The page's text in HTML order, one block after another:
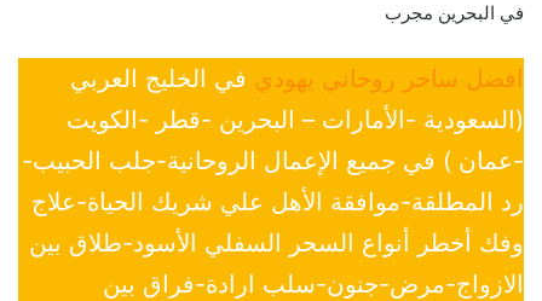
في البحرين مجرب
افضل ساحر روحاني يهودي في الخليج العربي
(السعودية -الأمارات – البحرين -قطر -الكويت
-عمان ) في جميع الإعمال الروحانية-جلب الحبيب-
رد المطلقة-موافقة الأهل علي شريك الحياة-علاج
وفك أخطر أنواع السحر السفلي الأسود-طلاق بين
الازواج-مرض-جنون-سلب ارادة-فراق بين